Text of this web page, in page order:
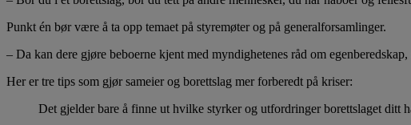
Punkt én bør være å ta opp temaet på styremøter og på generalforsamlinger.
– Da kan dere gjøre beboerne kjent med myndighetenes råd om
Her er tre tips som gjør sameier og borettslag mer forberedt på kriser:
Det gjelder bare å finne ut hvilke styrker og utfordringer borettslaget ditt